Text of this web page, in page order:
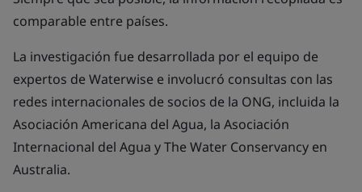
comparable entre países.
La investigación fue desarrollada por el equipo de
expertos de Waterwise e involucró consultas con las
redes internacionales de socios de la ONG, incluida la
Asociación Americana del Agua, la Asociación
Internacional del Agua y The Water Conservancy en
Australia.